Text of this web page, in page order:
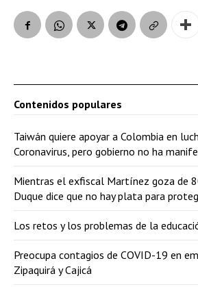
Contenidos populares
Taiwán quiere apoyar a Colombia en
Coronavirus, pero gobierno no ha
Mientras el exfiscal Martínez goza de
Duque dice que no hay plata para
Los retos y los problemas de la
Preocupa contagios de COVID-19 en
Zipaquirá y Cajicá